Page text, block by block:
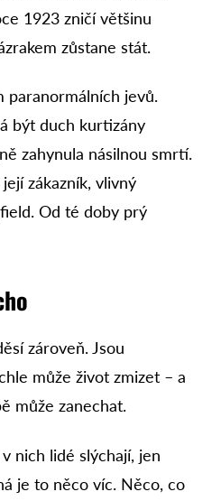
1923 zničí většinu
zůstane stát.
paranormálních jevů.
být duch kurtizány
zahynula násilnou smrtí.
zákazník, vlivný
Od té doby prý
zároveň. Jsou
může život zmizet – a
může zanechat.
nich lidé slýchají, jen
je to něco víc. Něco, co